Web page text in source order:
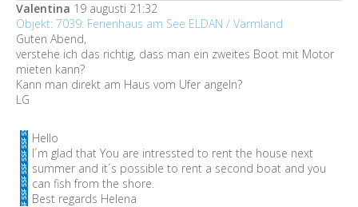
Valentina 19 augusti 21:32
Objekt: 7039: Ferienhaus am See ELDAN / Värmland
Guten Abend,
verstehe ich das richtig, dass man ein zweites Boot mit Motor
mieten kann?
Kann man direkt am Haus vom Ufer angeln?
LG
Hello
I´m glad that You are intressted to rent the house next
summer and it´s possible to rent a second boat and you
can fish from the shore.
Best regards Helena